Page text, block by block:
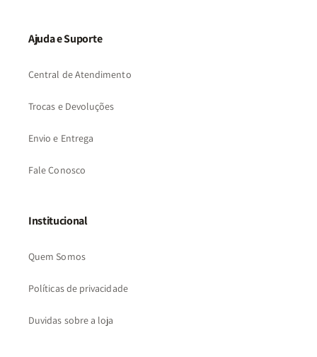
Ajuda e Suporte
Central de Atendimento
Trocas e Devoluções
Envio e Entrega
Fale Conosco
Institucional
Quem Somos
Políticas de privacidade
Duvidas sobre a loja